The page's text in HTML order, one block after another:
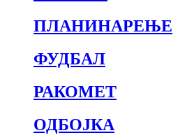
ПЛАНИНАРЕЊЕ
ФУДБАЛ
РАКОМЕТ
ОДБОЈКА